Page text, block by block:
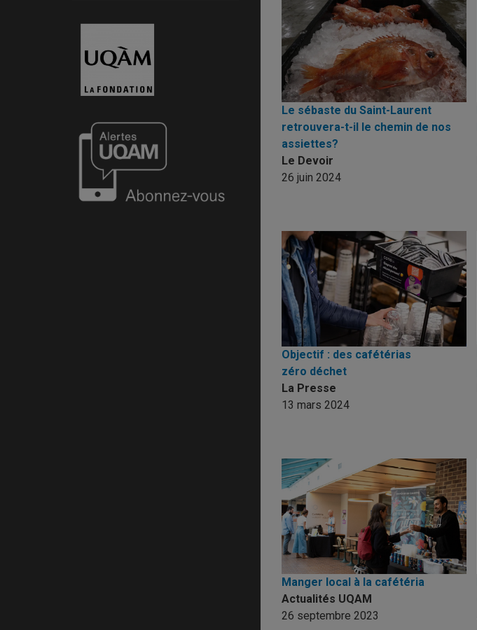
Le sébaste du Saint-Laurent
retrouvera-t-il le chemin de nos
assiettes?
Le Devoir
26 juin 2024
Objectif : des cafétérias
zéro déchet
La Presse
13 mars 2024
Manger local à la cafétéria
Actualités UQAM
26 septembre 2023